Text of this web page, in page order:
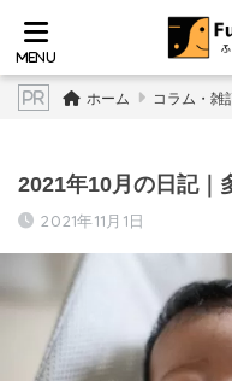
ホーム コラム・雑
2021年10月の日記｜
2021年11月1日